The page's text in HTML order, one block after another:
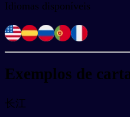
Idiomas disponíveis
Exemplos de
长江